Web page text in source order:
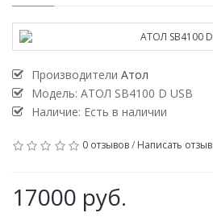
Производители Атол
Модель: АТОЛ SB4100 D USB
Наличие: Есть в наличии
0 отзывов/ Написать отзыв
17000 руб.